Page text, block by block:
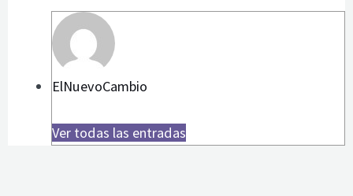
ElNuevoCambio
Ver todas las entradas